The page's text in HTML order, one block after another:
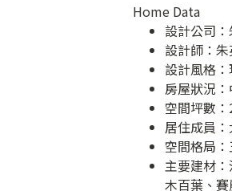
Home Data
設計公司：
設計師：
設計風格
房屋狀況
空間坪數
居住成員
空間格局
主要建材
木百葉、